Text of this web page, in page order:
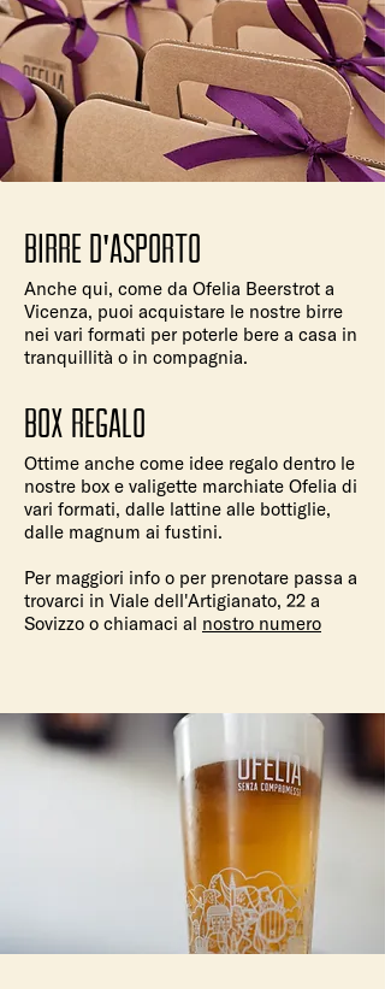
Birre d'asporto
Anche qui, come da Ofelia Beerstrot a
Vicenza, puoi acquistare le nostre birre
nei vari formati per poterle bere a casa in
tranquillità o in compagnia.
box regalo
Ottime anche come idee regalo dentro le
nostre box e valigette marchiate Ofelia di
vari formati, dalle lattine alle bottiglie,
dalle magnum ai fustini.
Per maggiori info o per prenotare passa a
trovarci in Viale dell'Artigianato, 22 a
Sovizzo o chiamaci al nostro numero